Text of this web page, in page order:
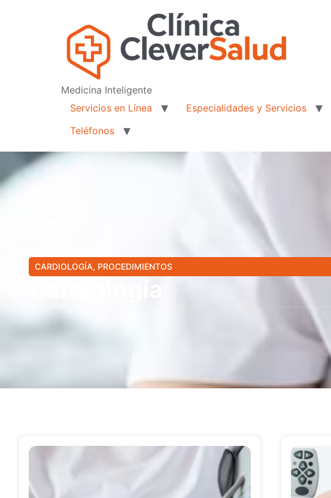
Medicina Inteligente
Servicios en Línea
Especialidades y Servicios
Teléfonos
CARDIOLOGÍA, PROCEDIMIENTOS